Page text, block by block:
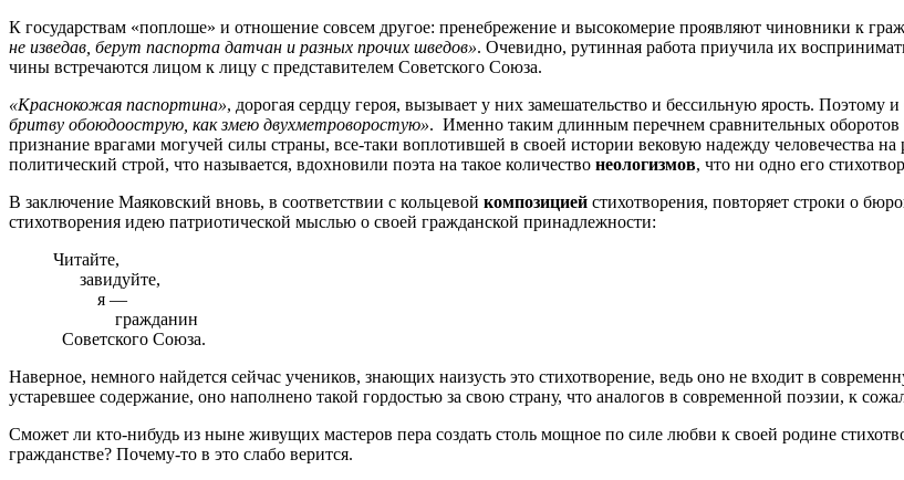
К государствам «поплоше» и отношение совсем другое: пренебрежение и высокомерие проявляют чиновники к
не изведав, берут паспорта датчан и разных прочих шведов». Очевидно, рутинная работа приучила их
чины встречаются лицом к лицу с представителем Советского Союза.
«Краснокожая паспортина», дорогая сердцу героя, вызывает у них замешательство и бессильную ярость. Поэтому и
бритву обоюдоострую, как змею двухметроворостую». Именно таким длинным перечнем сравнительных
признание врагами могучей силы страны, все-таки воплотившей в своей истории вековую надежду человечества
политический строй, что называется, вдохновили поэта на такое количество неологизмов, что ни одно его
В заключение Маяковский вновь, в соответствии с кольцевой композицией стихотворения, повторяет строки о
стихотворения идею патриотической мыслью о своей гражданской принадлежности:
Читайте,
завидуйте,
я —
гражданин
Советского Союза.
Наверное, немного найдется сейчас учеников, знающих наизусть это стихотворение, ведь оно не входит в
устаревшее содержание, оно наполнено такой гордостью за свою страну, что аналогов в современной поэзии, к
Сможет ли кто-нибудь из ныне живущих мастеров пера создать столь мощное по силе любви к своей родине
гражданстве? Почему-то в это слабо верится.